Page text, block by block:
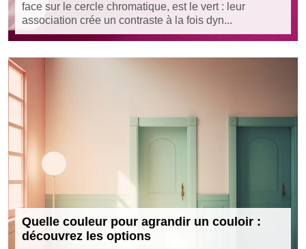
face sur le cercle chromatique, est le vert : leur
association crée un contraste à la fois dyn...
Quelle couleur pour agrandir un couloir :
découvrez les options